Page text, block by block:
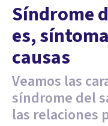
Síndrome
es,
causas
Veamos las
síndrome del
las relaciones